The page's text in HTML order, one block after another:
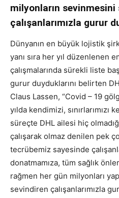
milyonların
çalışanlarımızla gurur
Dünyanın en büyük lojistik
yanı sıra her yıl düzenlenen
çalışmalarında sürekli liste
gurur duyduklarını belirten
Claus Lassen, “Covid – 19
yılda kendimizi, sınırlarımızı
süreçte DHL ailesi hiç
çalışarak olmaz denilen pek
tecrübemiz sayesinde
donatmamıza, tüm sağlık
rağmen her gün milyonları
sevindiren çalışanlarımızla